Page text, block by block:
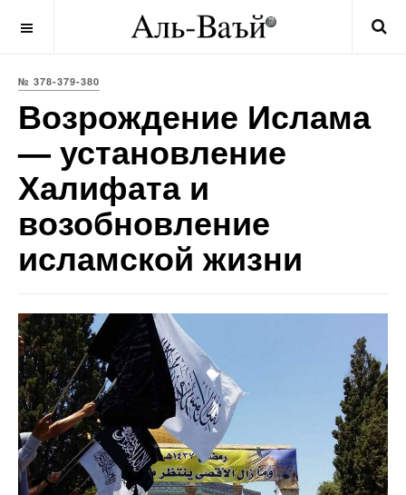
№ 378-379-380
Возрождение Ислама
— установление
Халифата и
возобновление
исламской жизни